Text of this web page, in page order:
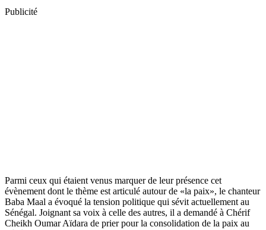
Publicité
Parmi ceux qui étaient venus marquer de leur présence cet
évènement dont le thème est articulé autour de «la paix», le chanteur
Baba Maal a évoqué la tension politique qui sévit actuellement au
Sénégal. Joignant sa voix à celle des autres, il a demandé à Chérif
Cheikh Oumar Aïdara de prier pour la consolidation de la paix au